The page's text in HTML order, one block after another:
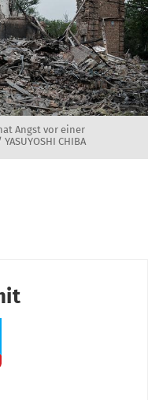
Angst vor einer
CHIBA